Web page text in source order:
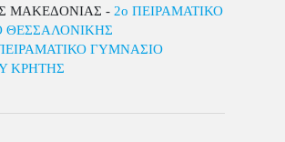
ΜΑΚΕΔΟΝΙΑΣ - 2ο ΠΕΙΡΑΜΑΤΙΚΟ
ΘΕΣΣΑΛΟΝΙΚΗΣ
ΓΥΜΝΑΣΙΟ
ΚΡΗΤΗΣ